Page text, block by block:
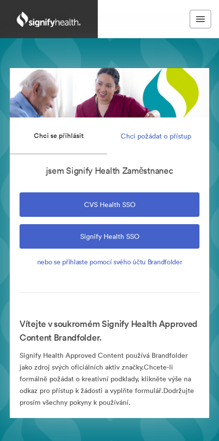
Chci se přihlásit Chci požádat o přístup
jsem Signify Health Zaměstnanec
CVS Health SSO
Signify Health SSO
nebo se přihlaste pomocí svého účtu Brandfolder
Vítejte v soukromém Signify Health Approved
Content Brandfolder.
Signify Health Approved Content používá Brandfolder
jako zdroj svých oficiálních aktiv značky.Chcete-li
formálně požádat o kreativní podklady, klikněte výše na
odkaz pro přístup k žádosti a vyplňte formulář.Dodržujte
prosím všechny pokyny k používání.